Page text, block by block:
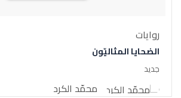
روايات
الضحايا المثاليّون
جديد
محمّد الكرد